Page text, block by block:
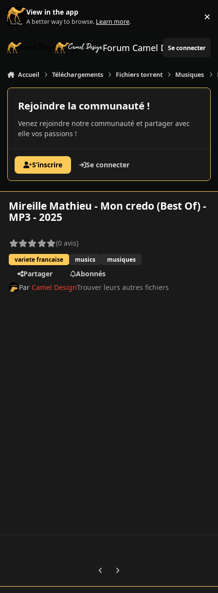
Aller au contenu
View in the app
A better way to browse. Learn more. ×
Forum Camel Design
Se connecter
Accueil Téléchargements Fichiers torrent Musiques
Rejoindre la communauté !
Venez rejoindre notre communauté et partager avec
elle vos passions !
S’inscrire Se connecter
Mireille Mathieu - Mon credo (Best Of) -
MP3 - 2025
(0 avis)
variete francaise musics musiques
Partager
Abonnés
Par Camel DesignTrouver leurs autres fichiers
Previous carousel slide
Next carousel slide